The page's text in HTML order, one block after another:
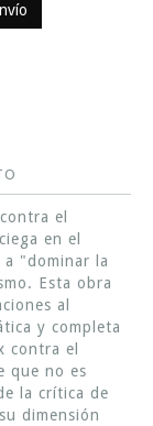
el
en el
"dominar la
Esta obra
al
y completa
contra el
que no es
la crítica de
dimensión